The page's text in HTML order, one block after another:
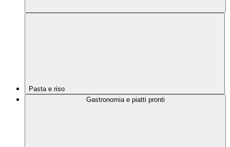
Pasta e riso
Gastronomia e piatti pronti